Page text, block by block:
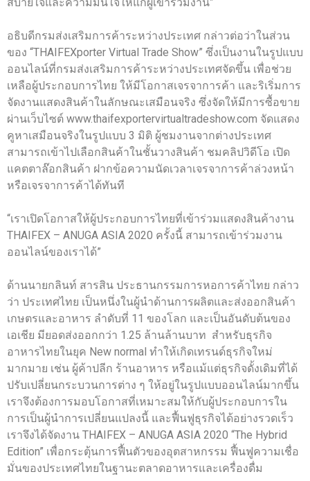
อธิบดีกรมส่งเสริมการค้าระหว่างประเทศ กล่าวต่อว่าในส่วน
ของ “THAIFEXporter Virtual Trade Show” ซึ่งเป็นงานในรูปแบบ
ออนไลน์ที่กรมส่งเสริมการค้าระหว่างประเทศจัดขึ้น เพื่อช่วย
เหลือผู้ประกอบการไทย ให้มีโอกาสเจรจาการค้า และริเริ่มการ
จัดงานแสดงสินค้าในลักษณะเสมือนจริง ซึ่งจัดให้มีการซื้อขาย
ผ่านเว็บไซต์ www.thaifexportervirtualtradeshow.com จัดแสดง
คูหาเสมือนจริงในรูปแบบ 3 มิติ ผู้ชมงานจากต่างประเทศ
สามารถเข้าไปเลือกสินค้าในชั้นวางสินค้า ชมคลิปวิดีโอ เปิด
แคตตาล๊อกสินค้า ฝากข้อความนัดเวลาเจรจาการค้าล่วงหน้า
หรือเจรจาการค้าได้ทันที
“เราเปิดโอกาสให้ผู้ประกอบการไทยที่เข้าร่วมแสดงสินค้างาน
THAIFEX – ANUGA ASIA 2020 ครั้งนี้ สามารถเข้าร่วมงาน
ออนไลน์ของเราได้”
ด้านนายกลินท์ สารสิน ประธานกรรมการหอการค้าไทย กล่าว
ว่า ประเทศไทย เป็นหนึ่งในผู้นำด้านการผลิตและส่งออกสินค้า
เกษตรและอาหาร ลำดับที่ 11 ของโลก และเป็นอันดับต้นของ
เอเชีย มียอดส่งออกกว่า 1.25 ล้านล้านบาท สำหรับธุรกิจ
อาหารไทยในยุค New normal ทำให้เกิดเทรนด์ธุรกิจใหม่
มากมาย เช่น ผู้ค้าปลีก ร้านอาหาร หรือแม้แต่ธุรกิจดั้งเดิมที่ได้
ปรับเปลี่ยนกระบวนการต่าง ๆ ให้อยู่ในรูปแบบออนไลน์มากขึ้น
เราจึงต้องการมอบโอกาสที่เหมาะสมให้กับผู้ประกอบการใน
การเป็นผู้นำการเปลี่ยนแปลงนี้ และฟื้นฟูธุรกิจได้อย่างรวดเร็ว
เราจึงได้จัดงาน THAIFEX – ANUGA ASIA 2020 “The Hybrid
Edition” เพื่อกระตุ้นการฟื้นตัวของอุตสาหกรรม ฟื้นฟูความเชื่อ
มั่นของประเทศไทยในฐานะตลาดอาหารและเครื่องดื่ม